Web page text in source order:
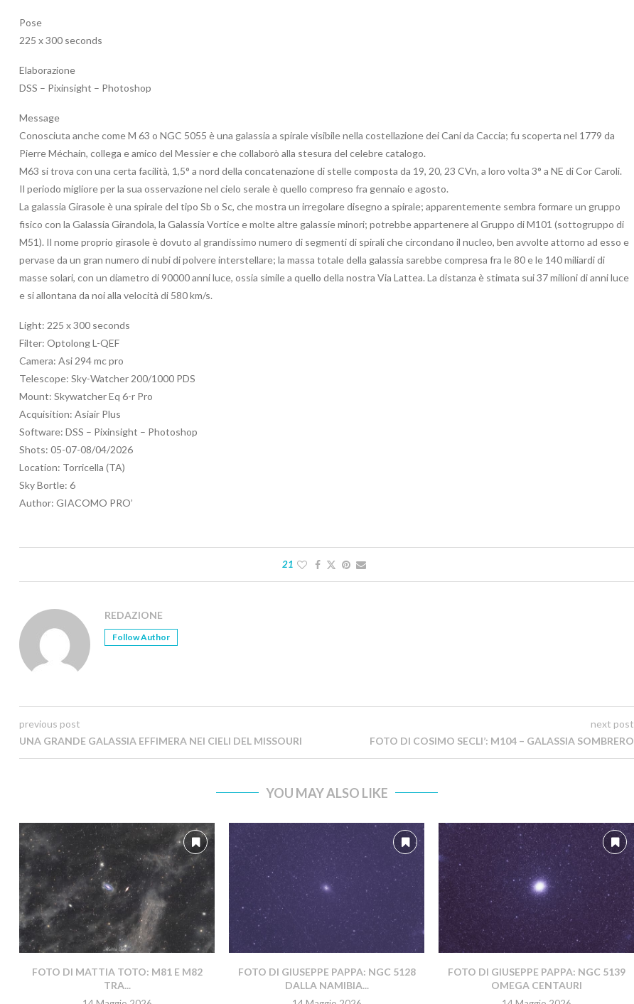
Pose
225 x 300 seconds
Elaborazione
DSS – Pixinsight – Photoshop
Message
Conosciuta anche come M 63 o NGC 5055 è una galassia a spirale visibile nella costellazione dei Cani da Caccia; fu scoperta nel 1779 da
Pierre Méchain, collega e amico del Messier e che collaborò alla stesura del celebre catalogo.
M63 si trova con una certa facilità, 1,5° a nord della concatenazione di stelle composta da 19, 20, 23 CVn, a loro volta 3° a NE di Cor Caroli.
Il periodo migliore per la sua osservazione nel cielo serale è quello compreso fra gennaio e agosto.
La galassia Girasole è una spirale del tipo Sb o Sc, che mostra un irregolare disegno a spirale; apparentemente sembra formare un gruppo
fisico con la Galassia Girandola, la Galassia Vortice e molte altre galassie minori; potrebbe appartenere al Gruppo di M101 (sottogruppo di
M51). Il nome proprio girasole è dovuto al grandissimo numero di segmenti di spirali che circondano il nucleo, ben avvolte attorno ad esso e
pervase da un gran numero di nubi di polvere interstellare; la massa totale della galassia sarebbe compresa fra le 80 e le 140 miliardi di
masse solari, con un diametro di 90000 anni luce, ossia simile a quello della nostra Via Lattea. La distanza è stimata sui 37 milioni di anni luce
e si allontana da noi alla velocità di 580 km/s.
Light: 225 x 300 seconds
Filter: Optolong L-QEF
Camera: Asi 294 mc pro
Telescope: Sky-Watcher 200/1000 PDS
Mount: Skywatcher Eq 6-r Pro
Acquisition: Asiair Plus
Software: DSS – Pixinsight – Photoshop
Shots: 05-07-08/04/2026
Location: Torricella (TA)
Sky Bortle: 6
Author: GIACOMO PRO’
21
REDAZIONE
Follow Author
previous post
UNA GRANDE GALASSIA EFFIMERA NEI CIELI DEL MISSOURI
next post
FOTO DI COSIMO SECLI’: M104 – GALASSIA SOMBRERO
YOU MAY ALSO LIKE
FOTO DI MATTIA TOTO: M81 E M82
TRA...
FOTO DI GIUSEPPE PAPPA: NGC 5128
DALLA NAMIBIA...
FOTO DI GIUSEPPE PAPPA: NGC 5139
OMEGA CENTAURI